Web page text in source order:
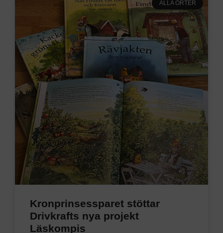
ALLA ORTER
Kronprinsessparet stöttar
Drivkrafts nya projekt
Läskompis